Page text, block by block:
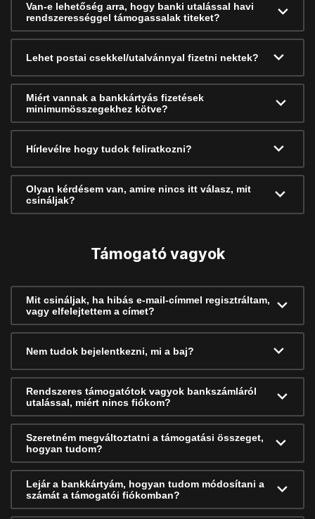
Van-e lehetőség arra, hogy banki utalással havi
rendszerességgel támogassalak titeket?
Lehet postai csekkel/utalvánnyal fizetni nektek?
Miért vannak a bankkártyás fizetések
minimumösszegekhez kötve?
Hírlevélre hogy tudok feliratkozni?
Olyan kérdésem van, amire nincs itt válasz, mit
csináljak?
Támogató vagyok
Mit csináljak, ha hibás e-mail-címmel regisztráltam,
vagy elfelejtettem a címet?
Nem tudok bejelentkezni, mi a baj?
Rendszeres támogatótok vagyok bankszámláról
utalással, miért nincs fiókom?
Szeretném megváltoztatni a támogatási összeget,
hogyan tudom?
Lejár a bankkártyám, hogyan tudom módosítani a
számát a támogatói fiókomban?